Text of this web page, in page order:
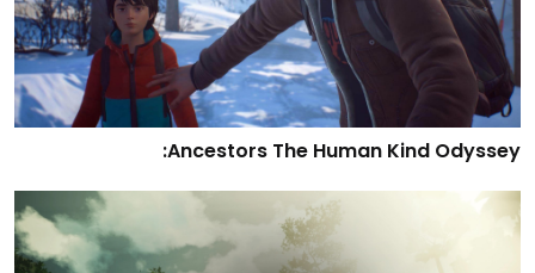
Ancestors The Human Kind Odyssey: